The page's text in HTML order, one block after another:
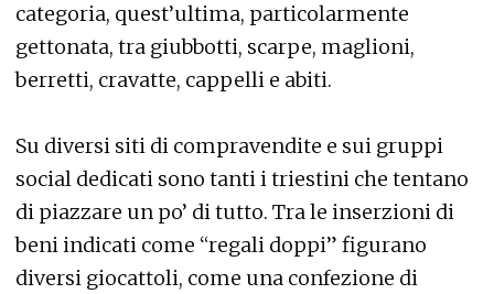
categoria, quest’ultima, particolarmente
gettonata, tra giubbotti, scarpe, maglioni,
berretti, cravatte, cappelli e abiti.
Su diversi siti di compravendite e sui gruppi
social dedicati sono tanti i triestini che tentano
di piazzare un po’ di tutto. Tra le inserzioni di
beni indicati come “regali doppi” figurano
diversi giocattoli, come una confezione di